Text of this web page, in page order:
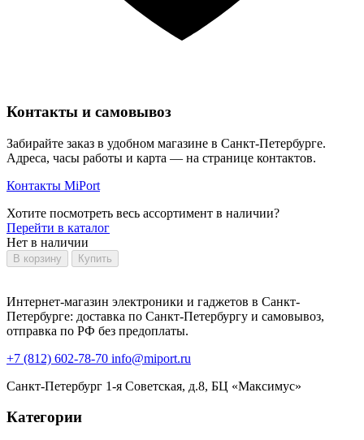
Контакты и самовывоз
Забирайте заказ в удобном магазине в Санкт-Петербурге.
Адреса, часы работы и карта — на странице контактов.
Контакты MiPort
Хотите посмотреть весь ассортимент в наличии?
Перейти в каталог
Нет в наличии
В корзину Купить
Интернет-магазин электроники и гаджетов в Санкт-
Петербурге: доставка по Санкт-Петербургу и самовывоз,
отправка по РФ без предоплаты.
+7 (812) 602-78-70 info@miport.ru
Санкт-Петербург 1-я Советская, д.8, БЦ «Максимус»
Категории